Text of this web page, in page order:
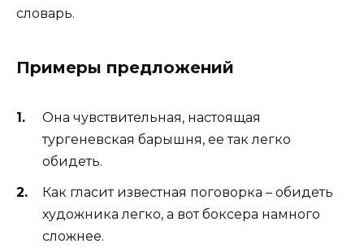
словарь.
Примеры предложений
Она чувствительная, настоящая
тургеневская барышня, ее так легко
обидеть.
Как гласит известная поговорка – обидеть
художника легко, а вот боксера намного
сложнее.